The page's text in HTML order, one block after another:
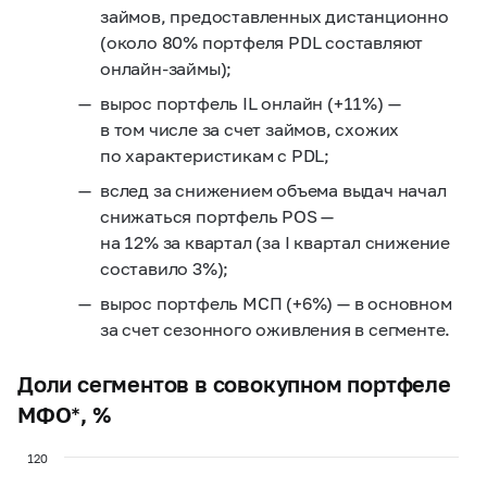
займов, предоставленных дистанционно
(около 80% портфеля PDL составляют
онлайн-займы);
вырос портфель IL онлайн (+11%) —
в том числе за счет займов, схожих
по характеристикам с PDL;
вслед за снижением объема выдач начал
снижаться портфель POS —
на 12% за квартал (за I квартал снижение
составило 3%);
вырос портфель МСП (+6%) — в основном
за счет сезонного оживления в сегменте.
Доли сегментов в совокупном портфеле
МФО*, %
120